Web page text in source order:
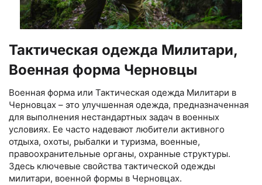
Тактическая одежда Милитари,
Военная форма Черновцы
Военная форма или Тактическая одежда Милитари в
Черновцах – это улучшенная одежда, предназначенная
для выполнения нестандартных задач в военных
условиях. Ее часто надевают любители активного
отдыха, охоты, рыбалки и туризма, военные,
правоохранительные органы, охранные структуры.
Здесь ключевые свойства тактической одежды
милитари, военной формы в Черновцах.